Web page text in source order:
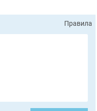
Правила